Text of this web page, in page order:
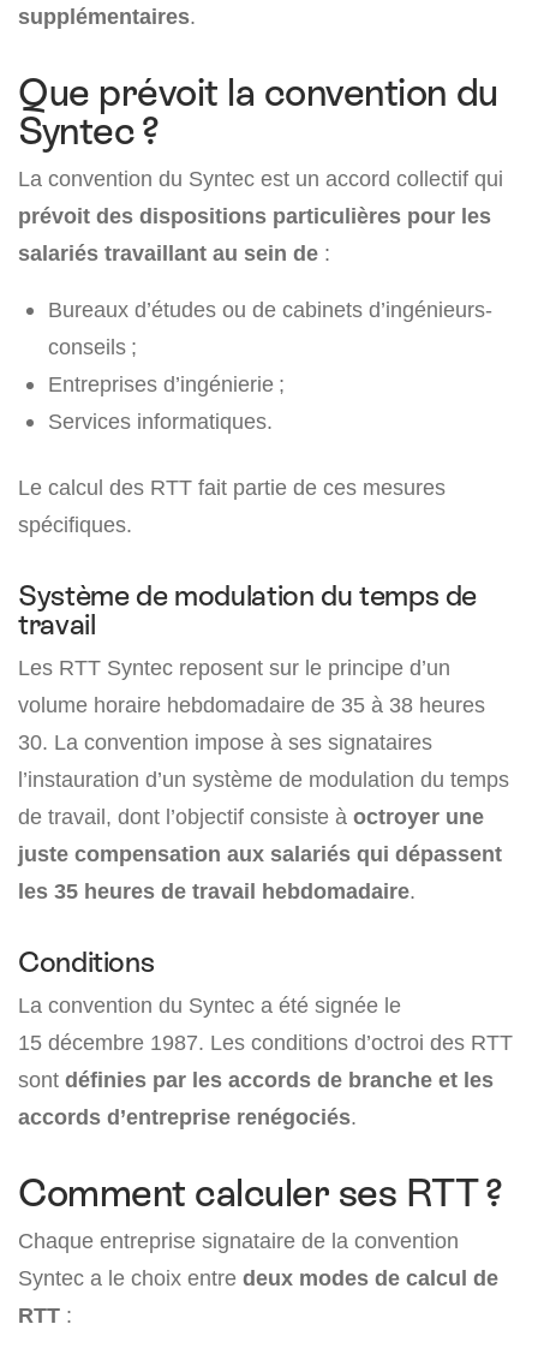
supplémentaires.
Que prévoit la convention du
Syntec ?
La convention du Syntec est un accord collectif qui
prévoit des dispositions particulières pour les
salariés travaillant au sein de :
Bureaux d’études ou de cabinets d’ingénieurs-
conseils ;
Entreprises d’ingénierie ;
Services informatiques.
Le calcul des RTT fait partie de ces mesures
spécifiques.
Système de modulation du temps de
travail
Les RTT Syntec reposent sur le principe d’un
volume horaire hebdomadaire de 35 à 38 heures
30. La convention impose à ses signataires
l’instauration d’un système de modulation du temps
de travail, dont l’objectif consiste à octroyer une
juste compensation aux salariés qui dépassent
les 35 heures de travail hebdomadaire.
Conditions
La convention du Syntec a été signée le
15 décembre 1987. Les conditions d’octroi des RTT
sont définies par les accords de branche et les
accords d’entreprise renégociés.
Comment calculer ses RTT ?
Chaque entreprise signataire de la convention
Syntec a le choix entre deux modes de calcul de
RTT :